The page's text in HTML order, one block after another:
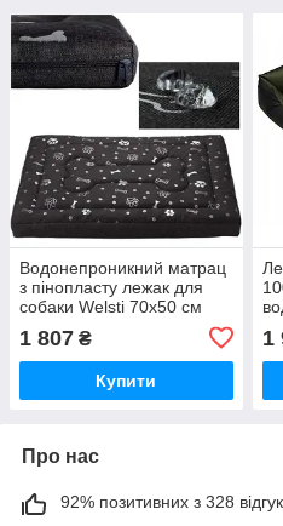
Водонепроникний матрац
з пінопласту лежак для
собаки Welsti 70x50 см
1 807 ₴
Купити
1
Про нас
92% позитивних з 328